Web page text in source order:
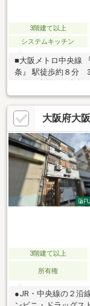
3階建て以上
システムキッチン
■大阪メトロ中央線
条』 駅徒歩約８分 3
れています。朝の混
載システム上２ヶ所
はハイルーフ車対応のシャッ
可能です。（２台は
等は不要です。■中
い合わせは） 富士
大阪府大
3階建て以上
所有権
●JR・中央線の２沿